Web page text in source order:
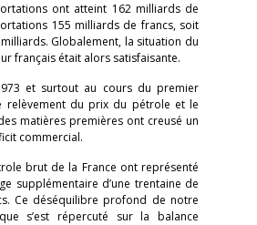
ont atteint 162 milliards de
155 milliards de francs, soit
Globalement, la situation du
français était alors satisfaisante.
et surtout au cours du premier
relèvement du prix du pétrole et le
matières premières ont creusé un
commercial.
brut de la France ont représenté
supplémentaire d’une trentaine de
Ce déséquilibre profond de notre
s’est répercuté sur la balance